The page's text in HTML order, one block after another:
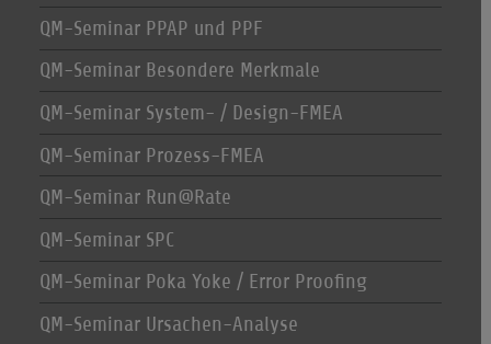
QM-Seminar PPAP und PPF
QM-Seminar Besondere Merkmale
QM-Seminar System- / Design-FMEA
QM-Seminar Prozess-FMEA
QM-Seminar Run@Rate
QM-Seminar SPC
QM-Seminar Poka Yoke / Error Proofing
QM-Seminar Ursachen-Analyse